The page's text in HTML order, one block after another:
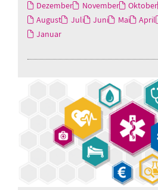
Dezember November Oktober
August
Juli Juni Mai April
Januar